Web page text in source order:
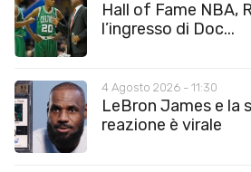
Hall of Fame NBA,
l’ingresso di Doc...
4 Agosto 2026 - 11:30
LeBron James e la
reazione è virale